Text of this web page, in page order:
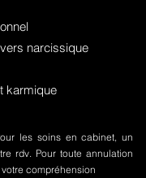
narcissique
karmique
les soins en cabinet, un
rdv. Pour toute annulation
compréhension